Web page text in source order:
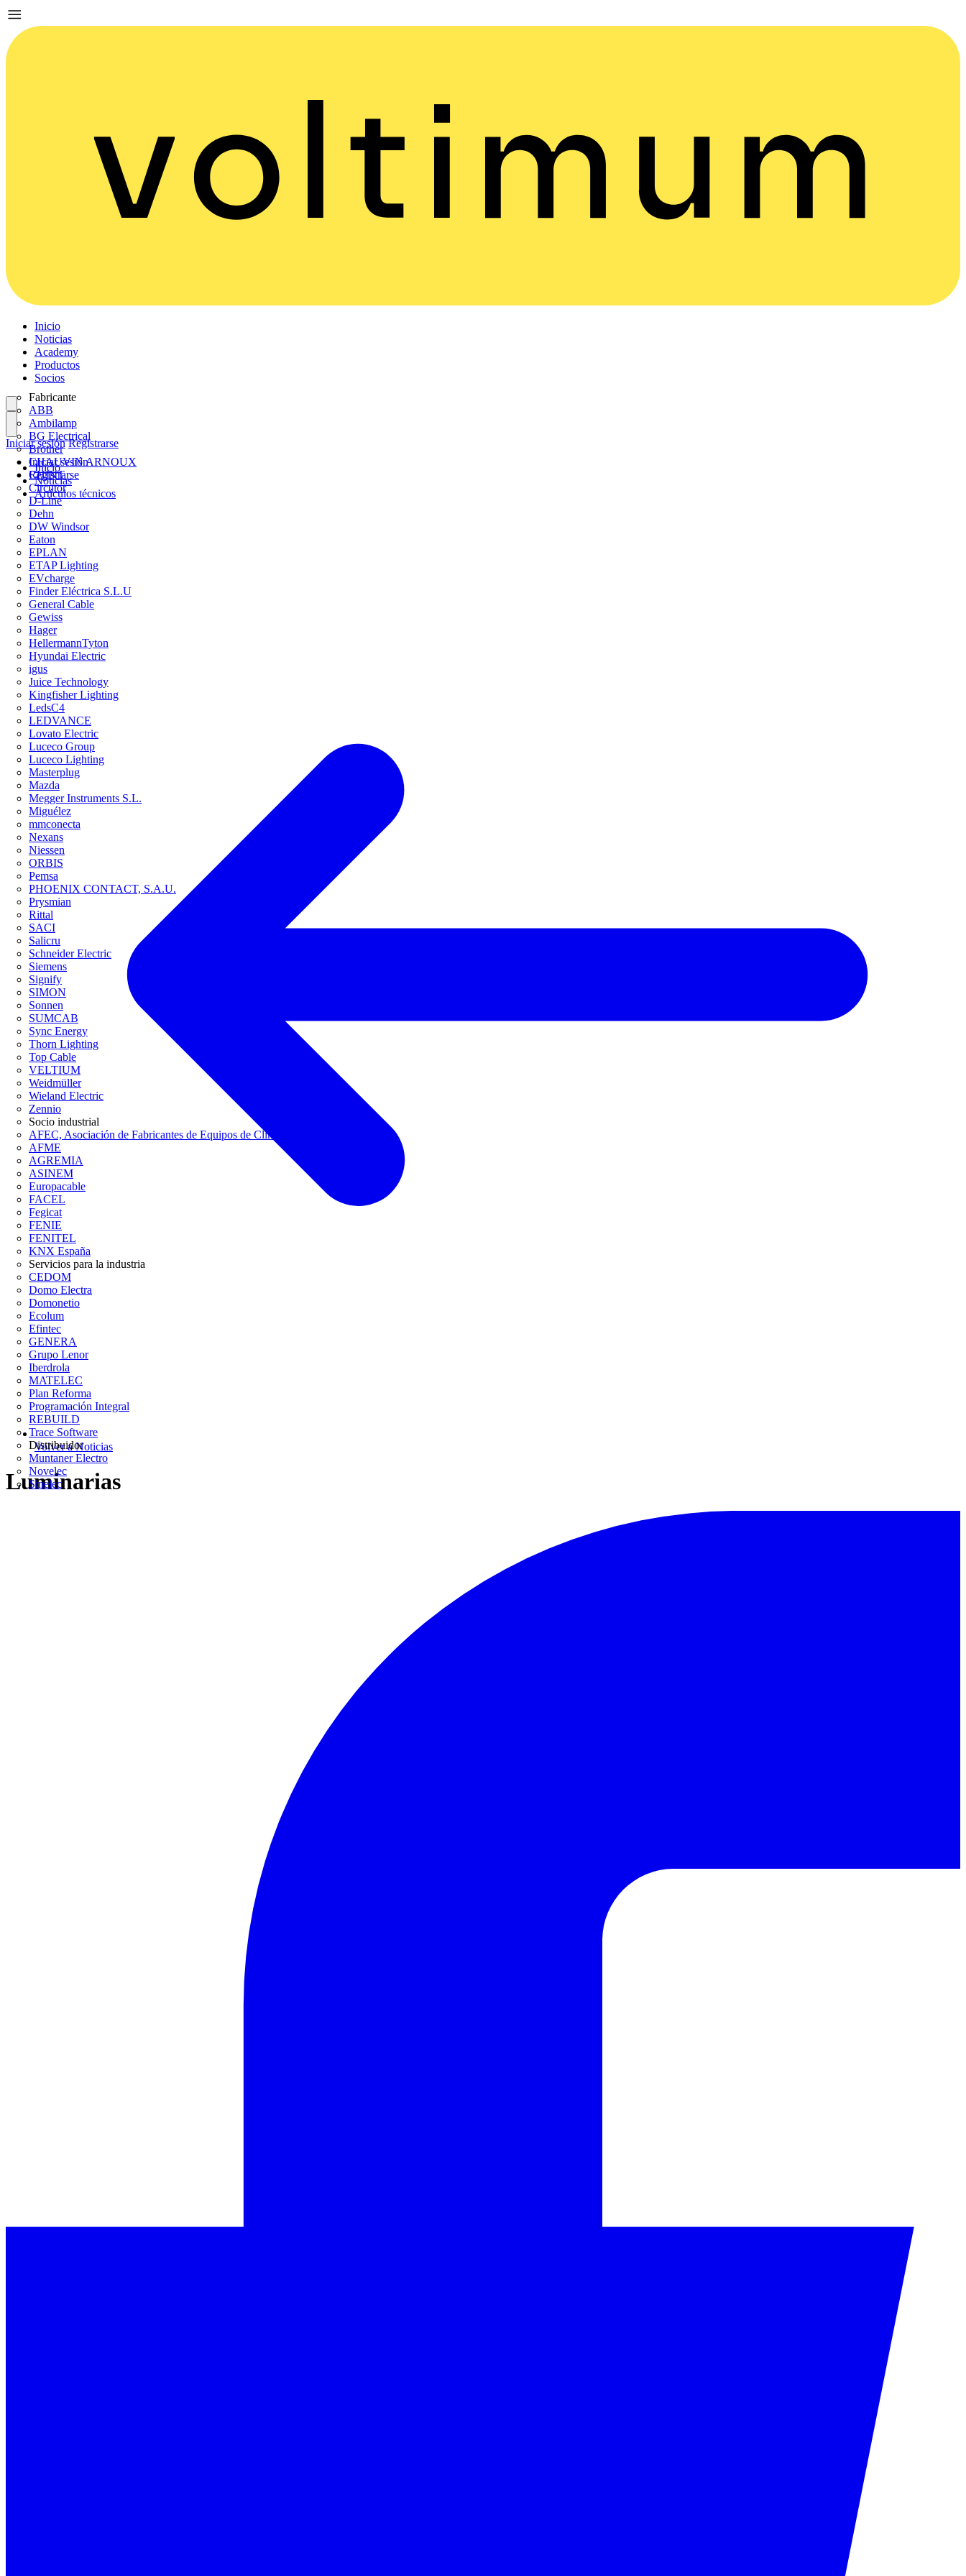
Inicio
Noticias
Academy
Productos
Socios
Fabricante
ABB
Ambilamp
BG Electrical
Brother
CHAUVIN ARNOUX
CHINT
Circutor
D-Line
Dehn
DW Windsor
Eaton
EPLAN
ETAP Lighting
EVcharge
Finder Eléctrica S.L.U
General Cable
Gewiss
Hager
HellermannTyton
Hyundai Electric
igus
Juice Technology
Kingfisher Lighting
LedsC4
LEDVANCE
Lovato Electric
Luceco Group
Luceco Lighting
Masterplug
Mazda
Megger Instruments S.L.
Miguélez
mmconecta
Nexans
Niessen
ORBIS
Pemsa
PHOENIX CONTACT, S.A.U.
Prysmian
Rittal
SACI
Salicru
Schneider Electric
Siemens
Signify
SIMON
Sonnen
SUMCAB
Sync Energy
Thorn Lighting
Top Cable
VELTIUM
Weidmüller
Wieland Electric
Zennio
Socio industrial
AFEC, Asociación de Fabricantes de Equipos de Climatización
AFME
AGREMIA
ASINEM
Europacable
FACEL
Fegicat
FENIE
FENITEL
KNX España
Servicios para la industria
CEDOM
Domo Electra
Domonetio
Ecolum
Efintec
GENERA
Grupo Lenor
Iberdrola
MATELEC
Plan Reforma
Programación Integral
REBUILD
Trace Software
Distribuidor
Muntaner Electro
Novelec
Sinelec
Iniciar sesión
Registrarse
Iniciar sesión Registrarse
Inicio
Noticias
Artículos técnicos
Volver a Noticias
Luminarias